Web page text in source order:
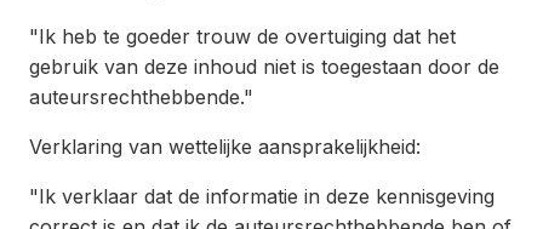
"Ik heb te goeder trouw de overtuiging dat het
gebruik van deze inhoud niet is toegestaan door de
auteursrechthebbende."
Verklaring van wettelijke aansprakelijkheid:
"Ik verklaar dat de informatie in deze kennisgeving